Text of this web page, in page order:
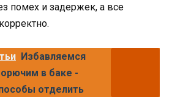
помех и задержек, а все
Избавляемся
в баке -
отделить